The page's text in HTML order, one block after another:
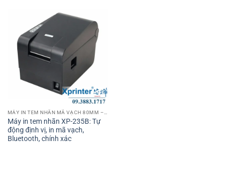
Máy in tem nhãn XP-235B: Tự
động định vị, in mã vạch,
Bluetooth, chính xác